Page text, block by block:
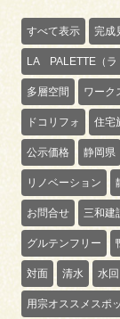
すべて表示 完成
LA PALETTE（ラ
多層空間 ワーク
ドコリフォ 住宅
公示価格 静岡県
リノベーション
お問合せ 三和建
グルテンフリー
対面 清水 水
用宗オススメスポ